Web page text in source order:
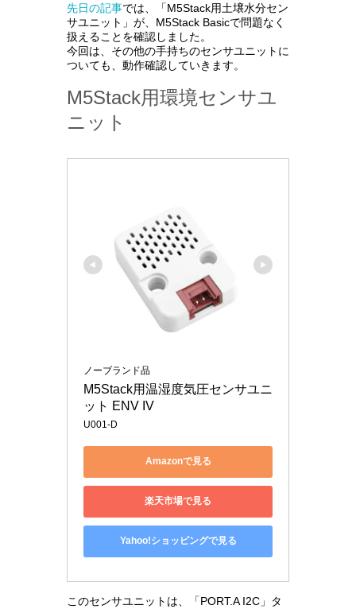
先日の記事では、「M5Stack用土壌水分セン
サユニット」が、M5Stack Basicで問題なく
扱えることを確認しました。
今回は、その他の手持ちのセンサユニットに
ついても、動作確認していきます。
M5Stack用環境センサユ
ニット
ノーブランド品
M5Stack用温湿度気圧センサユニ
ット ENV IV
U001-D
Amazonで見る
楽天市場で見る
Yahoo!ショッピングで見る
このセンサユニットは、「PORT.A I2C」タ